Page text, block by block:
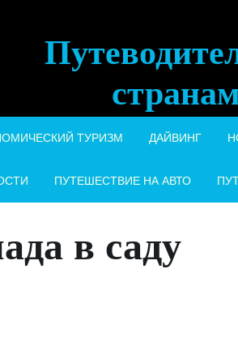
ТУРИЗМ ДАЙВИНГ
ПУТЕШЕСТВИЕ НА АВТО
в саду